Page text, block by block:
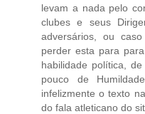
levam a nada pelo
clubes e seus
adversários, ou
perder esta para
habilidade política,
pouco de
infelizmente o texto
do fala atleticano do